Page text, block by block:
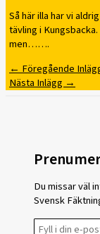
Så här illa har vi
tävling i
men…….
← Föregående
Nästa Inlägg →
Du missar väl
Svensk